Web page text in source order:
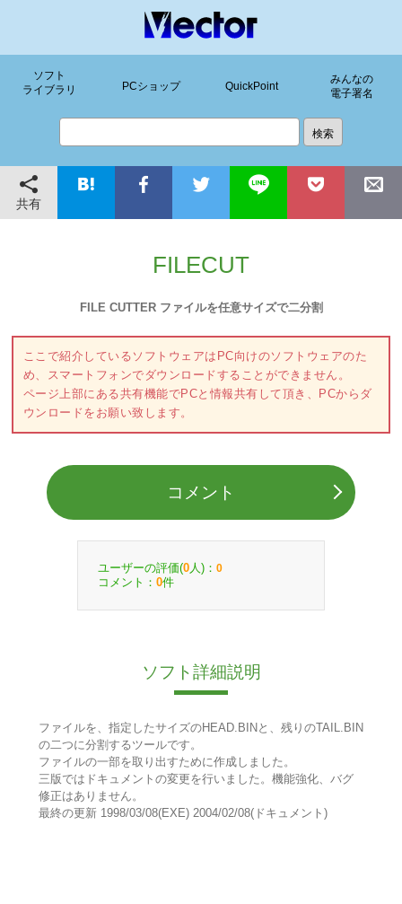
ソフト
ライブラリ
PCショップ QuickPoint
みんなの
電子署名
共有
FILECUT
FILE CUTTER ファイルを任意サイズで二分割
ここで紹介しているソフトウェアはPC向けのソフトウェアのた
め、スマートフォンでダウンロードすることができません。
ページ上部にある共有機能でPCと情報共有して頂き、PCからダ
ウンロードをお願い致します。
コメント
ユーザーの評価(0 人)： 0
コメント： 0件
ソフト詳細説明
ファイルを、指定したサイズのHEAD.BINと、残りのTAIL.BIN
の二つに分割するツールです。
ファイルの一部を取り出すために作成しました。
三版ではドキュメントの変更を行いました。機能強化、バグ
修正はありません。
最終の更新 1998/03/08(EXE) 2004/02/08(ドキュメント)